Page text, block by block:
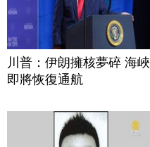
川普：伊朗擁核夢碎 海峽
即將恢復通航